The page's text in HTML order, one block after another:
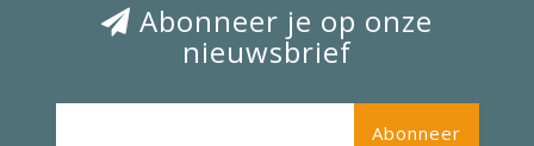
Abonneer je op onze
nieuwsbrief
Abonneer